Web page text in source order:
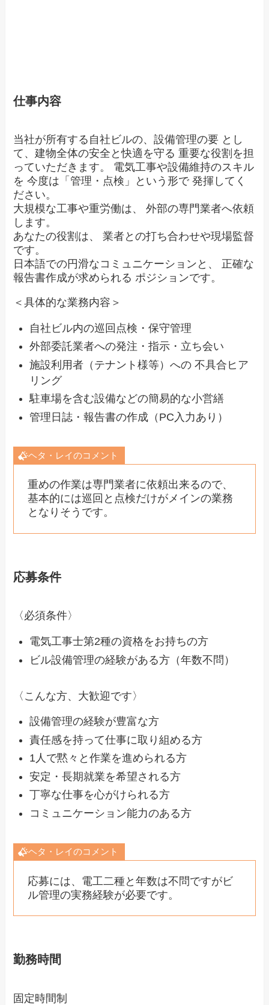
仕事内容
当社が所有する自社ビルの、設備管理の要 とし
て、建物全体の安全と快適を守る 重要な役割を担
っていただきます。 電気工事や設備維持のスキル
を 今度は「管理・点検」という形で 発揮してく
ださい。
大規模な工事や重労働は、 外部の専門業者へ依頼
します。
あなたの役割は、 業者との打ち合わせや現場監督
です。
日本語での円滑なコミュニケーションと、 正確な
報告書作成が求められる ポジションです。
＜具体的な業務内容＞
自社ビル内の巡回点検・保守管理
外部委託業者への発注・指示・立ち会い
施設利用者（テナント様等）への 不具合ヒア
リング
駐車場を含む設備などの簡易的な小営繕
管理日誌・報告書の作成（PC入力あり）
ヘタ・レイのコメント
重めの作業は専門業者に依頼出来るので、
基本的には巡回と点検だけがメインの業務
となりそうです。
応募条件
〈必須条件〉
電気工事士第2種の資格をお持ちの方
ビル設備管理の経験がある方（年数不問）
〈こんな方、大歓迎です〉
設備管理の経験が豊富な方
責任感を持って仕事に取り組める方
1人で黙々と作業を進められる方
安定・長期就業を希望される方
丁寧な仕事を心がけられる方
コミュニケーション能力のある方
ヘタ・レイのコメント
応募には、電工二種と年数は不問ですがビ
ル管理の実務経験が必要です。
勤務時間
固定時間制